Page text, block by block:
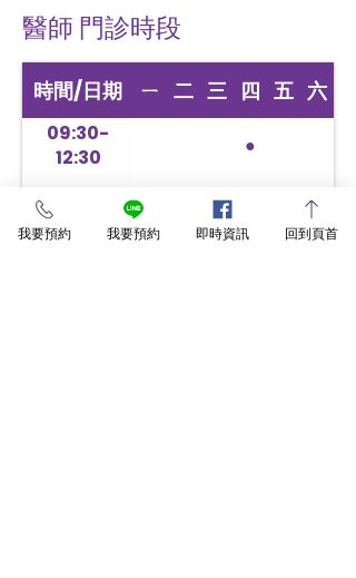
醫師 門診時段
時間/日期 ㄧ 二 三 四 五 六
09:30-
12:30
●
13:30-17:00
我要預約 我要預約 即時資訊 回到頁首